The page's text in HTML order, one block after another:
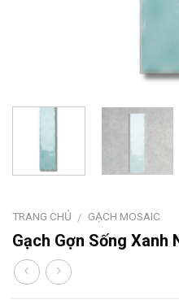
TRANG CHỦ / GẠCH MOSAIC
Gạch Gợn Sống Xanh